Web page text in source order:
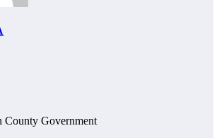
Government